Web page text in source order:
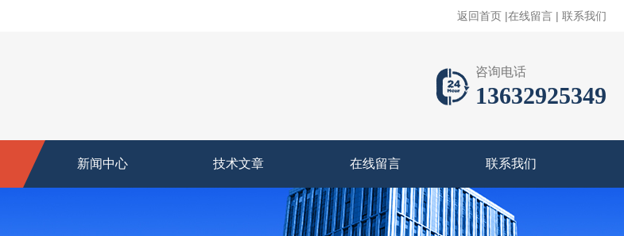
返回首页 |在线留言 | 联系我们
咨询电话
13632925349
新闻中心 技术文章 在线留言 联系我们